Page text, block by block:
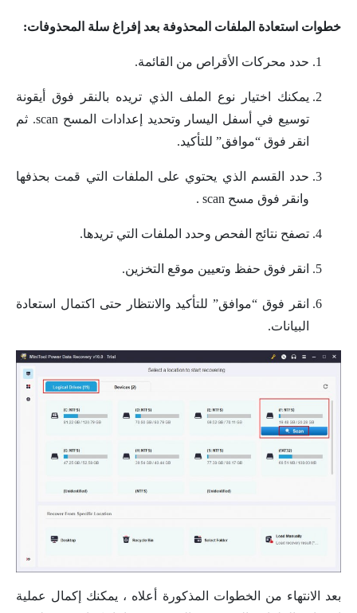
خطوات استعادة الملفات المحذوفة بعد إفراغ سلة المحذوفات:
حدد محركات الأقراص من القائمة.
يمكنك اختيار نوع الملف الذي تريده بالنقر فوق أيقونة
توسيع في أسفل اليسار وتحديد إعدادات المسح scan. ثم
انقر فوق “موافق” للتأكيد.
حدد القسم الذي يحتوي على الملفات التي قمت بحذفها
وانقر فوق مسح scan .
تصفح نتائج الفحص وحدد الملفات التي تريدها.
انقر فوق حفظ وتعيين موقع التخزين.
انقر فوق “موافق” للتأكيد والانتظار حتى اكتمال استعادة
البيانات.
بعد الانتهاء من الخطوات المذكورة أعلاه ، يمكنك إكمال عملية